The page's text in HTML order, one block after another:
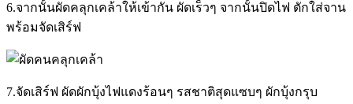
6.จากนั้นผัดคลุกเคล้าให้เข้ากัน ผัดเร็วๆ จากนั้นปิดไฟ ตักใส่จาน
พร้อมจัดเสิร์ฟ
7.จัดเสิร์ฟ ผัดผักบุ้งไฟแดงร้อนๆ รสชาติสุดแซบๆ ผักบุ้งกรุบ